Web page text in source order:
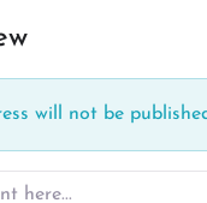
will not be